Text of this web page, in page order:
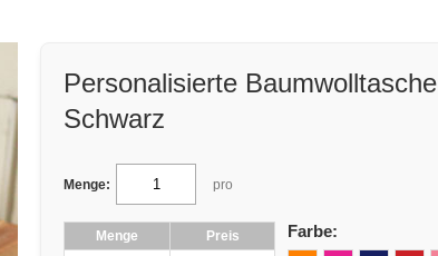
Personalisierte Baumwolltasche
Schwarz
Menge: pro
Menge
Preis
Farbe: